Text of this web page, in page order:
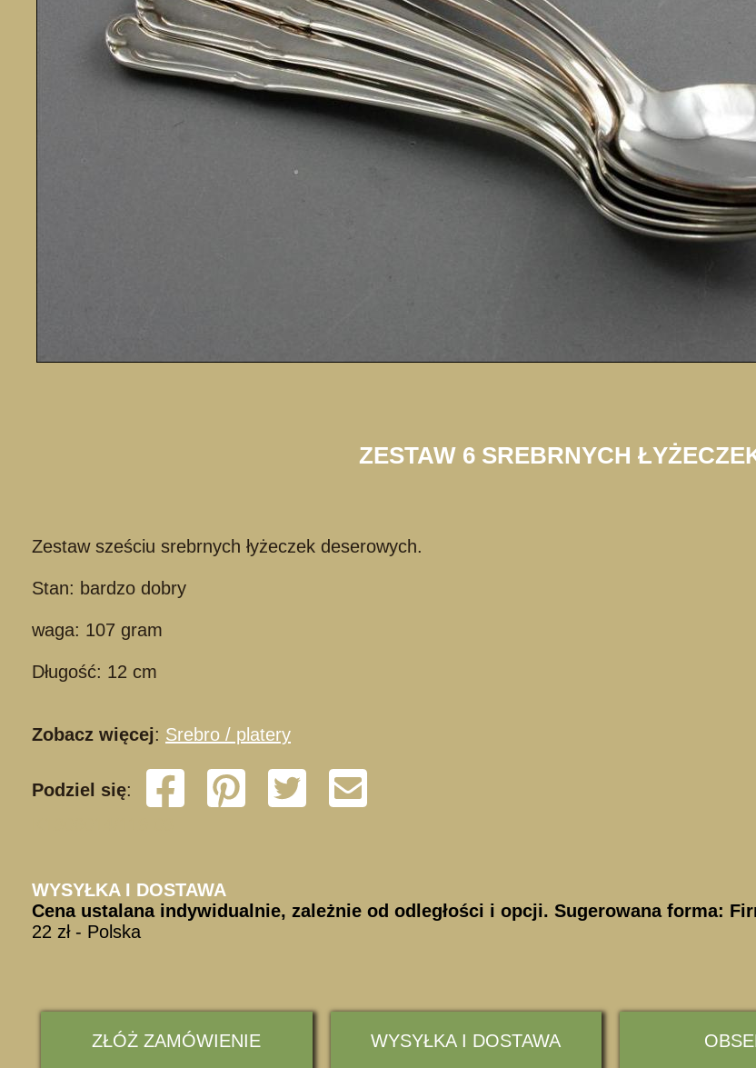
ZESTAW 6 SREBRNYCH
Zestaw sześciu srebrnych łyżeczek deserowych.
Stan: bardzo dobry
waga: 107 gram
Długość: 12 cm
Zobacz więcej: Srebro / platery
Podziel się:
WYSYŁKA I DOSTAWA
Cena ustalana indywidualnie, zależnie od odległości i opcji. Sugerowana forma:
22 zł - Polska
ZŁÓŻ ZAMÓWIENIE WYSYŁKA I DOSTAWA